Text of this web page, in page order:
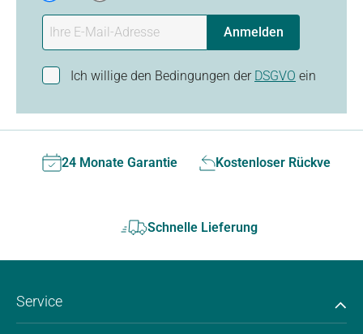
Anmelden
Ich willige den Bedingungen der DSGVO ein
24 Monate Garantie Kostenloser Rückversand
Schnelle Lieferung
Service